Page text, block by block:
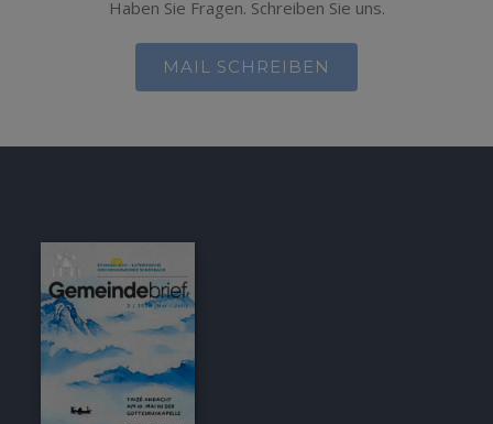
Haben Sie Fragen. Schreiben Sie uns.
MAIL SCHREIBEN